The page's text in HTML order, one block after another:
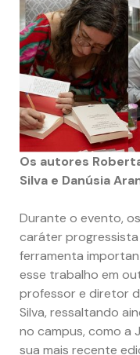
Os autores
Silva e Danúsia
Durante o evento,
caráter progressista
ferramenta
esse trabalho em
professor e diretor
Silva, ressaltando
no campus, como a
sua mais recente